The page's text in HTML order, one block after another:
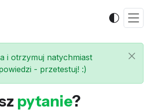
i otrzymuj natychmiast
- przetestuj! :)
pytanie?